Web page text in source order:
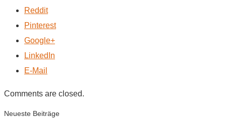
Reddit
Pinterest
Google+
LinkedIn
E-Mail
Comments are closed.
Neueste Beiträge